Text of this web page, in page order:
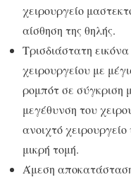
χειρουργείο
αίσθηση της θηλής.
Τρισδιάστατη
χειρουργείου με
ρομπότ σε σύγκριση
μεγέθυνση του
ανοιχτό
μικρή τομή.
Άμεση